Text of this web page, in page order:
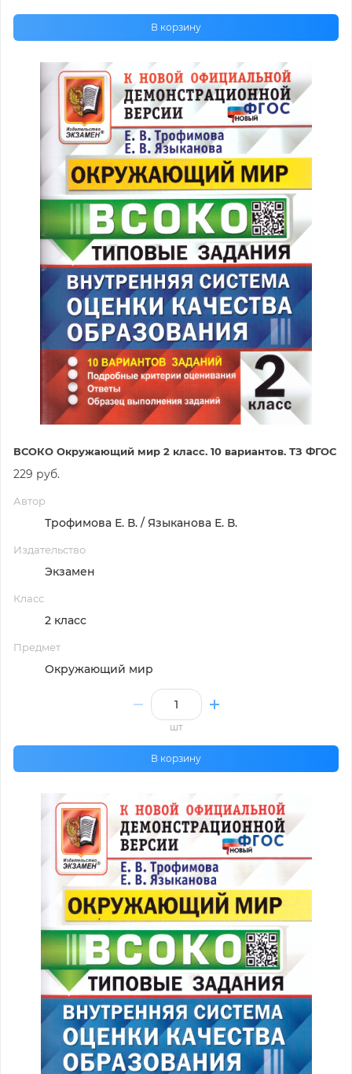
В корзину
ВСОКО Окружающий мир 2 класс. 10 вариантов. ТЗ ФГОС
229 руб.
Автор
Трофимова Е. В. / Языканова Е. В.
Издательство
Экзамен
Класс
2 класс
Предмет
Окружающий мир
шт
В корзину